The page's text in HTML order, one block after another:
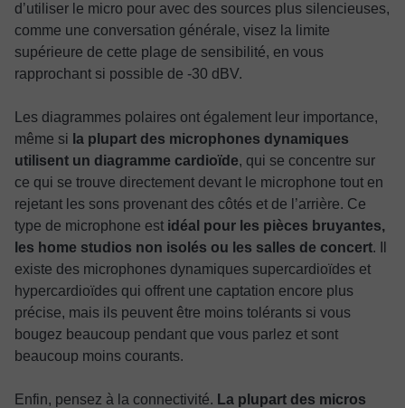
d’utiliser le micro pour avec des sources plus silencieuses,
comme une conversation générale, visez la limite
supérieure de cette plage de sensibilité, en vous
rapprochant si possible de -30 dBV.
Les diagrammes polaires ont également leur importance,
même si la plupart des microphones dynamiques
utilisent un diagramme cardioïde, qui se concentre sur
ce qui se trouve directement devant le microphone tout en
rejetant les sons provenant des côtés et de l’arrière. Ce
type de microphone est idéal pour les pièces bruyantes,
les home studios non isolés ou les salles de concert. Il
existe des microphones dynamiques supercardioïdes et
hypercardioïdes qui offrent une captation encore plus
précise, mais ils peuvent être moins tolérants si vous
bougez beaucoup pendant que vous parlez et sont
beaucoup moins courants.
Enfin, pensez à la connectivité. La plupart des micros